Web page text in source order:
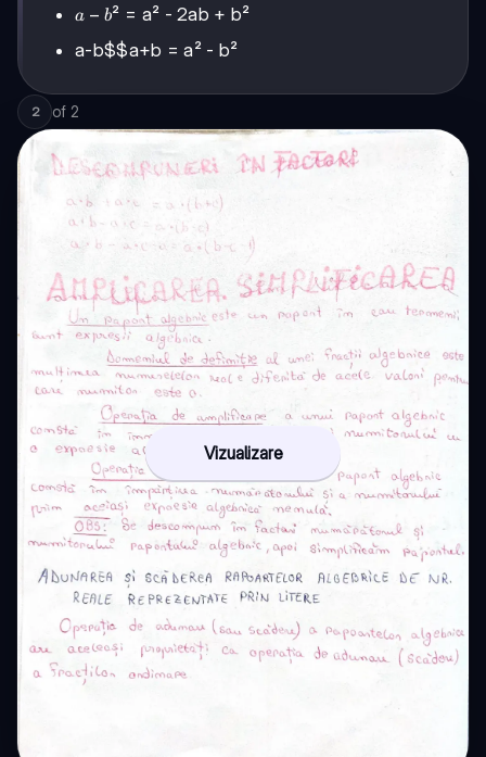
a-
a − b² = a² - 2ab + b²
a-b$$a+b = a² - b²
2 of 2
Vizualizare